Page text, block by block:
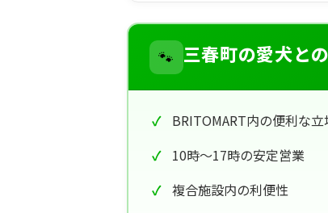
🐾 三春町の愛犬と
BRITOMART内の便利な立
10時〜17時の安定営業
複合施設内の利便性